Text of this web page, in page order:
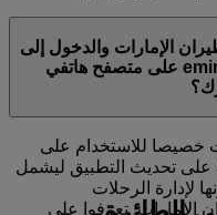
الإمارات والدخول إلى
الموقع الشبكي emirates.com على متصفح هاتفي
خصيصا للاستخدام على
على تحديث التطبيق ليشمل
لإدارة الرحلات
الإمارات. تعرفوا على